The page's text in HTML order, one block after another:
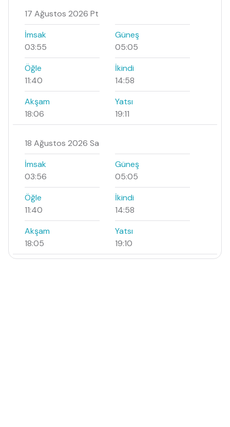
17 Ağustos 2026 Pt
İmsak
03:55
Güneş
05:05
Öğle
11:40
İkindi
14:58
Akşam
18:06
Yatsı
19:11
18 Ağustos 2026 Sa
İmsak
03:56
Güneş
05:05
Öğle
11:40
İkindi
14:58
Akşam
18:05
Yatsı
19:10